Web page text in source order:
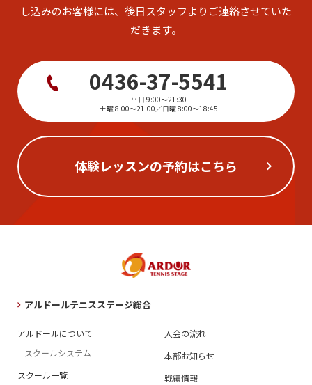
し込みのお客様には、後日スタッフよりご連絡させていた
だきます。
0436-37-5541
平日 9:00〜21:30
土曜 8:00〜21:00／日曜 8:00〜18:45
体験レッスンの予約はこちら
アルドールテニスステージ総合
アルドールについて
スクールシステム
スクール一覧
入会の流れ
本部お知らせ
戦績情報